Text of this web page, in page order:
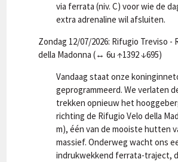
via ferrata (niv. C) voor wie de
extra adrenaline wil afsluiten.
Zondag 12/07/2026: Rifugio Treviso -
della Madonna (↔ 6u ↑1392 ↓695)
Vandaag staat onze
geprogrammeerd. We verlaten
trekken opnieuw het
richting de Rifugio Velo della
m), één van de mooiste hutten
massief. Onderweg wacht ons
indrukwekkend ferrata-traject,